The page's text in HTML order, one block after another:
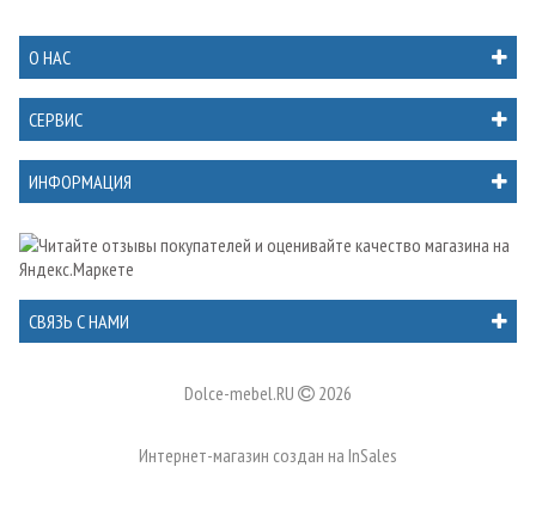
О НАС
СЕРВИС
ИНФОРМАЦИЯ
СВЯЗЬ С НАМИ
Dolce-mebel.RU 2026
Интернет-магазин создан на InSales